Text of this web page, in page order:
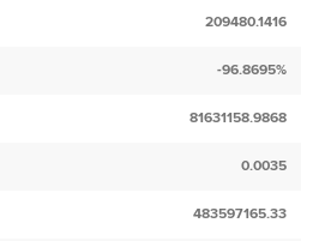
209480.1416
-96.8695%
81631158.9868
0.0035
483597165.33